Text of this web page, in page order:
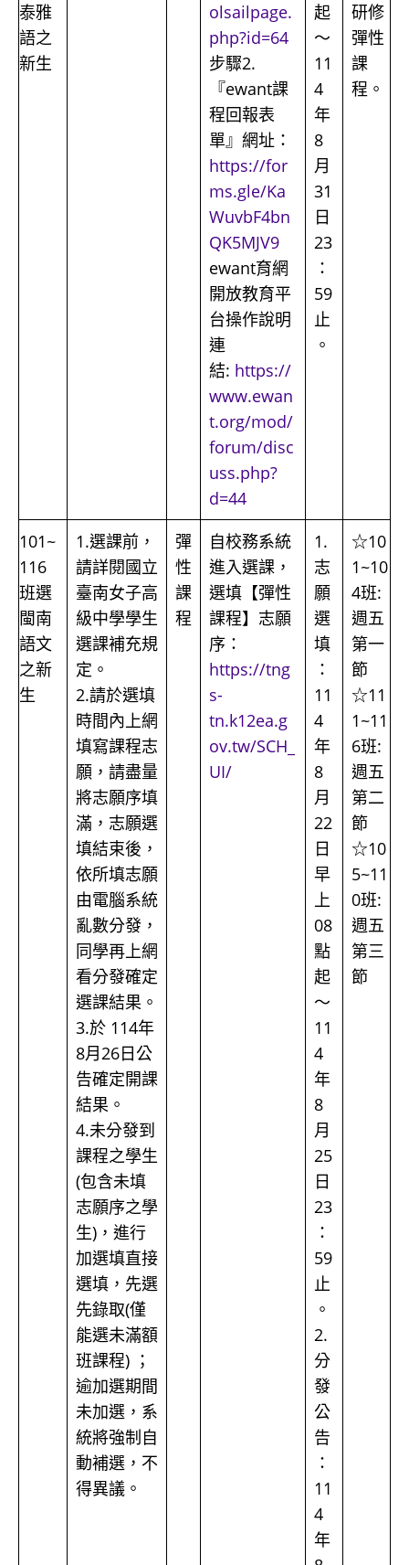
泰雅
語之
新生
olsailpage.
php?id=64
步驟2.
『ewant課
程回報表
單』網址：
https://for
ms.gle/Ka
WuvbF4bn
QK5MJV9
ewant育網
開放教育平
台操作說明
連
結: https://
www.ewan
t.org/mod/
forum/disc
uss.php?
d=44
起
～
11
4
年
8
月
31
日
23
：
59
止
。
研修
彈性
課
程。
101~
116
班選
閩南
語文
之新
生
1.選課前，
請詳閱國立
臺南女子高
級中學學生
選課補充規
定。
2.請於選填
時間內上網
填寫課程志
願，請盡量
將志願序填
滿，志願選
填結束後，
依所填志願
由電腦系統
亂數分發，
同學再上網
看分發確定
選課結果。
3.於 114年
8月26日公
告確定開課
結果。
4.未分發到
課程之學生
(包含未填
志願序之學
生)，進行
加選填直接
選填，先選
先錄取(僅
能選未滿額
班課程) ；
逾加選期間
未加選，系
統將強制自
動補選，不
得異議。
彈
性
課
程
自校務系統
進入選課，
選填【彈性
課程】志願
序：
https://tng
s-
tn.k12ea.g
ov.tw/SCH_
UI/
1.
志
願
選
填
：
11
4
年
8
月
22
日
早
上
08
點
起
～
11
4
年
8
月
25
日
23
：
59
止
。
2.
分
發
公
告
：
11
4
年
☆10
1~10
4班:
週五
第一
節
☆11
1~11
6班:
週五
第二
節
☆10
5~11
0班:
週五
第三
節